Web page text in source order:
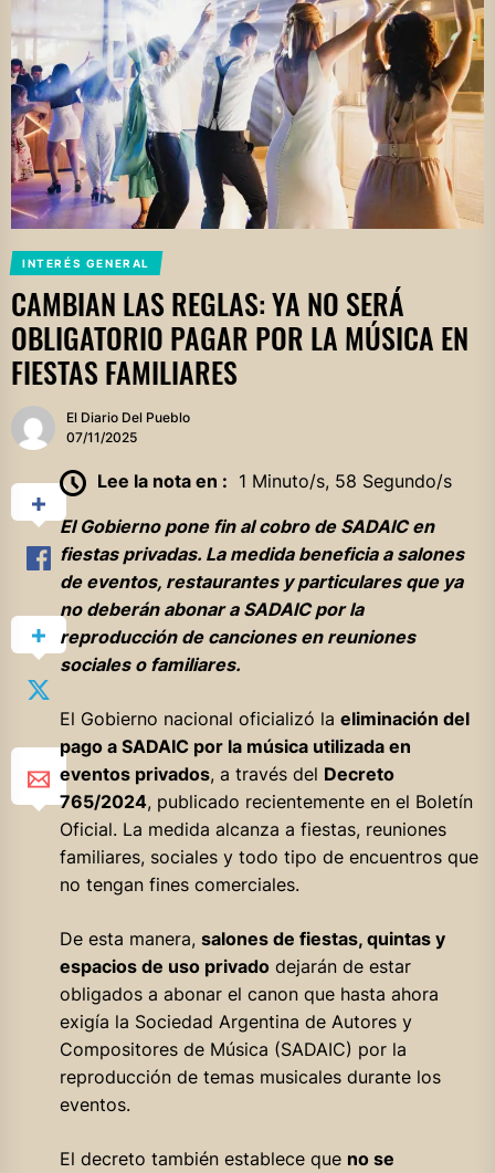
INTERÉS GENERAL
CAMBIAN LAS REGLAS: YA NO SERÁ
OBLIGATORIO PAGAR POR LA MÚSICA EN
FIESTAS FAMILIARES
El Diario Del Pueblo
07/11/2025
Lee la nota en : 1 Minuto/s, 58 Segundo/s
El Gobierno pone fin al cobro de SADAIC en
fiestas privadas. La medida beneficia a salones
de eventos, restaurantes y particulares que ya
no deberán abonar a SADAIC por la
reproducción de canciones en reuniones
sociales o familiares.
El Gobierno nacional oficializó la eliminación del
pago a SADAIC por la música utilizada en
eventos privados, a través del Decreto
765/2024, publicado recientemente en el Boletín
Oficial. La medida alcanza a fiestas, reuniones
familiares, sociales y todo tipo de encuentros que
no tengan fines comerciales.
De esta manera, salones de fiestas, quintas y
espacios de uso privadodejarán de estar
obligados a abonar el canon que hasta ahora
exigía la Sociedad Argentina de Autores y
Compositores de Música (SADAIC) por la
reproducción de temas musicales durante los
eventos.
El decreto también establece que no se